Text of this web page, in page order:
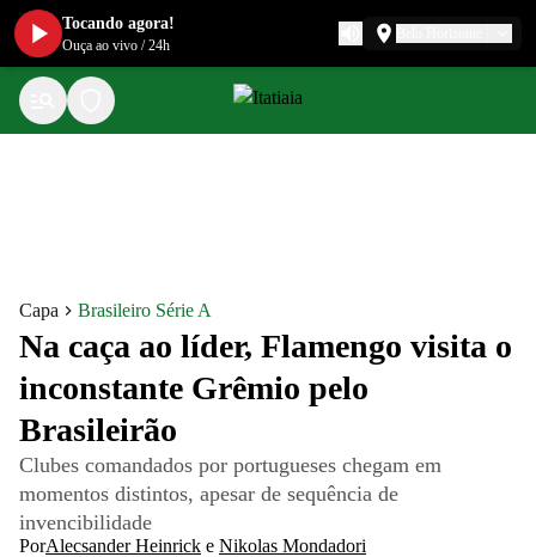
Capa Brasileiro Série A
Na caça ao líder, Flamengo visita o
inconstante Grêmio pelo
Brasileirão
Clubes comandados por portugueses chegam em
momentos distintos, apesar de sequência de
invencibilidade
PorAlecsander Heinrick e Nikolas Mondadori
Tocando agora!
Ouça ao vivo /24h